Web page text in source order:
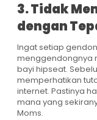
3. Tidak
dengan
Ingat setiap
menggendongnya
bayi hipseat.
memperhatikan
internet. Pastinya
mana yang
Moms.